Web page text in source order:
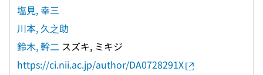
塩見, 幸三
川本, 久之助
鈴木, 幹二 スズキ, ミキジ
https://ci.nii.ac.jp/author/DA0728291X